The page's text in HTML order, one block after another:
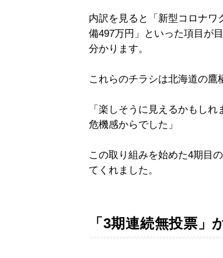
内訳を見ると「新型コロナ
備497万円」といった項目が
分かります。
これらのチラシは北海道の鷹
「楽しそうに見えるかもし
危機感からでした」
この取り組みを始めた4期目
てくれました。
「3期連続無投票」